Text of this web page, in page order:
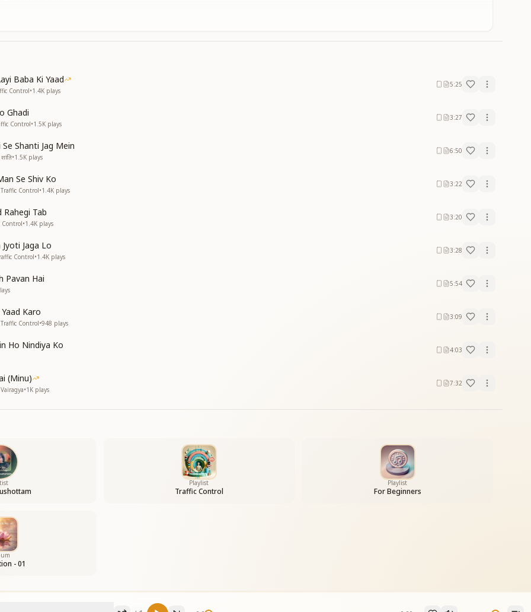
लो मेरी आवाज
झोली भर लो आज
है प्यारा
तन आधार
अधिकार
तन आधार
अधिकार
है प्यारा
Baba Ki Yaad
Control•1.4K plays
5:25
Ghadi
Control•1.5K plays
3:27
Shanti Jag Mein
•1.5K plays
6:50
Se Shiv Ko
Control•1.4K plays
3:22
Rahegi Tab
Control•1.4K plays
3:20
Jaga Lo
Control•1.4K plays
3:28
Pavan Hai 5:54
Karo
Control•948 plays
3:09
Ho Nindiya Ko 4:03
(Minu)
•1K plays
7:32
Playlist
Traffic Control
Playlist
For Beginners
- 01